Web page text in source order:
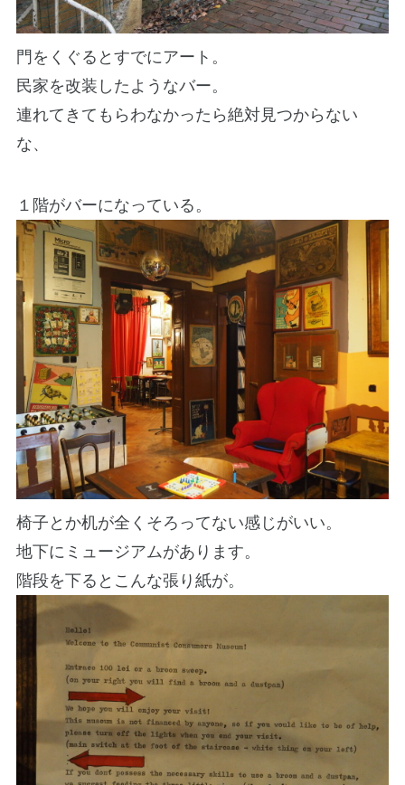
門をくぐるとすでにアート。
民家を改装したようなバー。
連れてきてもらわなかったら絶対見つからない
な、
１階がバーになっている。
椅子とか机が全くそろってない感じがいい。
地下にミュージアムがあります。
階段を下るとこんな張り紙が。